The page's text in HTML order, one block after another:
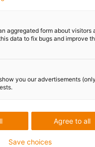
aggregated form about visitors
data to fix bugs and improve
you our advertisements
Agree to all
Save choices